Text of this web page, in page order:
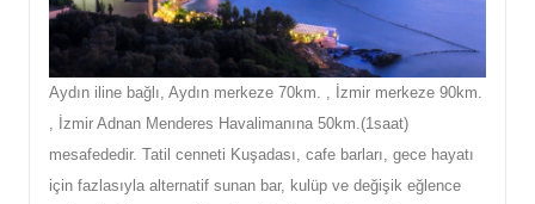
Aydın iline bağlı, Aydın merkeze 70km. , İzmir merkeze 90km.
, İzmir Adnan Menderes Havalimanına 50km.(1saat)
mesafededir. Tatil cenneti Kuşadası, cafe barları, gece hayatı
için fazlasıyla alternatif sunan bar, kulüp ve değişik eğlence